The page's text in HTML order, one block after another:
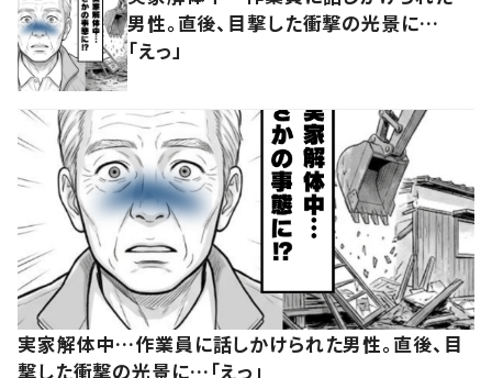
男性。直後、目撃した衝撃の光景に…
「えっ」
実家解体中…作業員に話しかけられた男性。直後、目
撃した衝撃の光景に…「えっ」